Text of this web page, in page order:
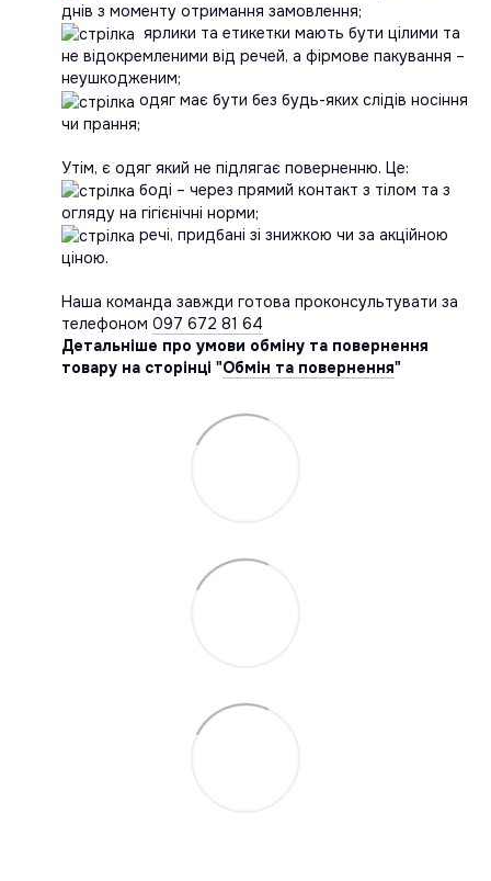
днів з моменту отримання замовлення;
ярлики та етикетки мають бути цілими та
не відокремленими від речей, а фірмове пакування –
неушкодженим;
одяг має бути без будь-яких слідів носіння
чи прання;
Утім, є одяг який не підлягає поверненню. Це:
боді – через прямий контакт з тілом та з
огляду на гігієнічні норми;
речі, придбані зі знижкою чи за акційною
ціною.
Наша команда завжди готова проконсультувати за
телефоном 097 672 81 64
Детальніше про умови обміну та повернення
товару на сторінці "Обмін та повернення"